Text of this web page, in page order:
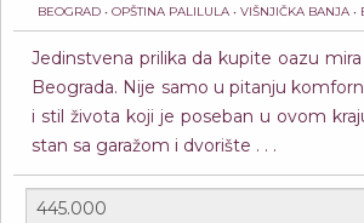
BEOGRAD • OPŠTINA PALILULA • VIŠNJIČKA BANJA
Jedinstvena prilika da kupite oazu
Beograda. Nije samo u pitanju
i stil života koji je poseban u ovom
stan sa garažom i dvorište . . .